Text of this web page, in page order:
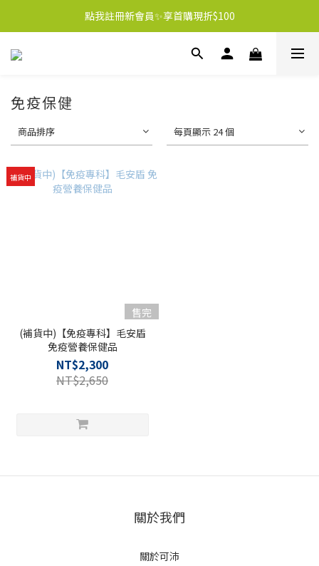
點我註冊新會員✨享首購現折$100
免疫保健
商品排序 每頁顯示 24 個
補貨中
售完
(補貨中)【免疫專科】毛安盾
免疫營養保健品
NT$2,300
NT$2,650
關於我們
關於可沛